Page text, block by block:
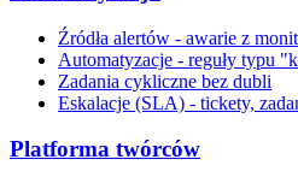
Źródła alertów - awarie z
Automatyzacje - reguły typu
Zadania cykliczne bez dubli
Eskalacje (SLA) - tickety,
Platforma twórców